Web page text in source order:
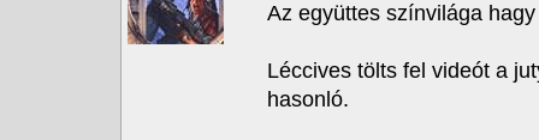
Az együttes színvilága
Léccives tölts fel videót a
hasonló.